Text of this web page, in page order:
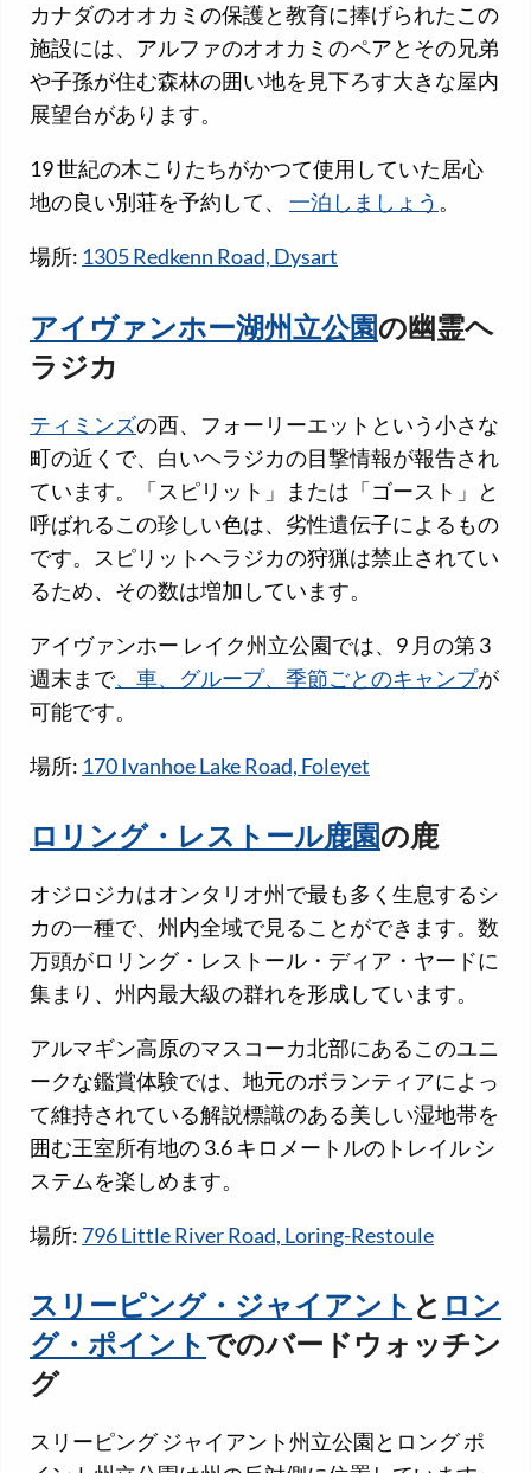
カナダのオオカミの保護と教育に捧げられたこの
施設には、アルファのオオカミのペアとその兄弟
や子孫が住む森林の囲い地を見下ろす大きな屋内
展望台があります。
19 世紀の木こりたちがかつて使用していた居心
地の良い別荘を予約して、 一泊しましょう 。
場所: 1305 Redkenn Road, Dysart
アイヴァンホー湖州立公園の幽霊ヘ
ラジカ
ティミンズの西、フォーリーエットという小さな
町の近くで、白いヘラジカの目撃情報が報告され
ています。「スピリット」または「ゴースト」と
呼ばれるこの珍しい色は、劣性遺伝子によるもの
です。スピリットヘラジカの狩猟は禁止されてい
るため、その数は増加しています。
アイヴァンホー レイク州立公園では、9 月の第 3
週末まで、車、グループ、季節ごとのキャンプが
可能です。
場所: 170 Ivanhoe Lake Road, Foleyet
ロリング・レストール鹿園の鹿
オジロジカはオンタリオ州で最も多く生息するシ
カの一種で、州内全域で見ることができます。数
万頭がロリング・レストール・ディア・ヤードに
集まり、州内最大級の群れを形成しています。
アルマギン高原のマスコーカ北部にあるこのユニ
ークな鑑賞体験では、地元のボランティアによっ
て維持されている解説標識のある美しい湿地帯を
囲む王室所有地の 3.6 キロメートルのトレイル シ
ステムを楽しめます。
場所: 796 Little River Road, Loring-Restoule
スリーピング・ジャイアントとロン
グ・ポイントでのバードウォッチン
グ
スリーピング ジャイアント州立公園とロング ポ